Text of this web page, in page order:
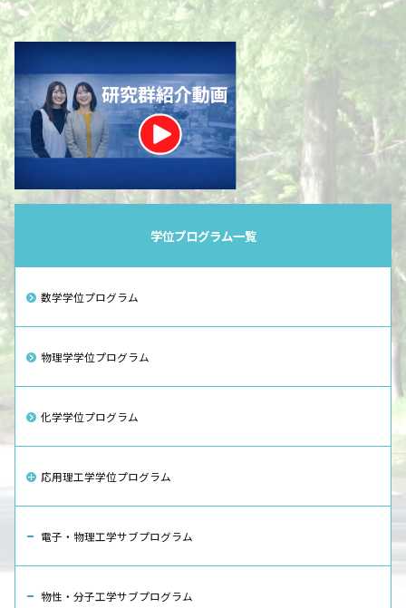
学位プログラム一覧
数学学位プログラム
物理学学位プログラム
化学学位プログラム
応用理工学学位プログラム
電子・物理工学サブプログラム
物性・分子工学サブプログラム